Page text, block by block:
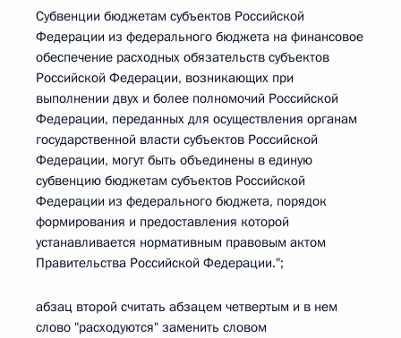
Субвенции бюджетам субъектов Российской
Федерации из федерального бюджета на финансовое
обеспечение расходных обязательств субъектов
Российской Федерации, возникающих при
выполнении двух и более полномочий Российской
Федерации, переданных для осуществления органам
государственной власти субъектов Российской
Федерации, могут быть объединены в единую
субвенцию бюджетам субъектов Российской
Федерации из федерального бюджета, порядок
формирования и предоставления которой
устанавливается нормативным правовым актом
Правительства Российской Федерации.";
абзац второй считать абзацем четвертым и в нем
слово "расходуются" заменить словом